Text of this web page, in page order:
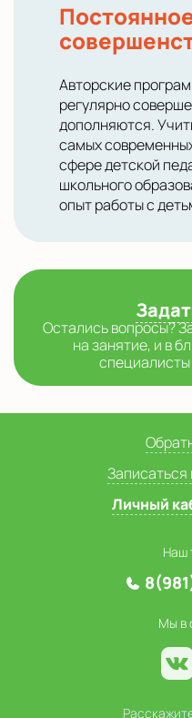
Авторские
регулярно
дополняются.
самых
сфере детской
школьного
опыт работы с
Остались вопросы?
на занятие, и в
Записаться
Личный
Наш
Мы в